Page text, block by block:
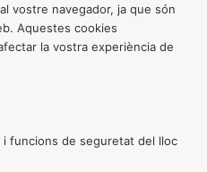
vostre navegador, ja que són
Aquestes cookies
la vostra experiència de
funcions de seguretat del lloc